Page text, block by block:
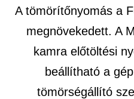
A tömörítőnyomás a
megnövekedett. A
kamra előtöltési
beállítható a
tömörségállító